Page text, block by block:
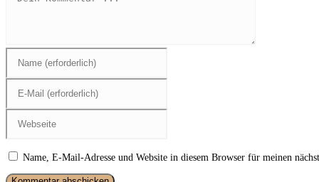
Gib
deinen
Namen
Benutzernamen
zum
Kommentieren
Gib
deine
E-
Adresse
zum
Kommentieren
ein
Gib
deine
Website-
ein Name, E-Mail-Adresse und Website in diesem Browser für meinen